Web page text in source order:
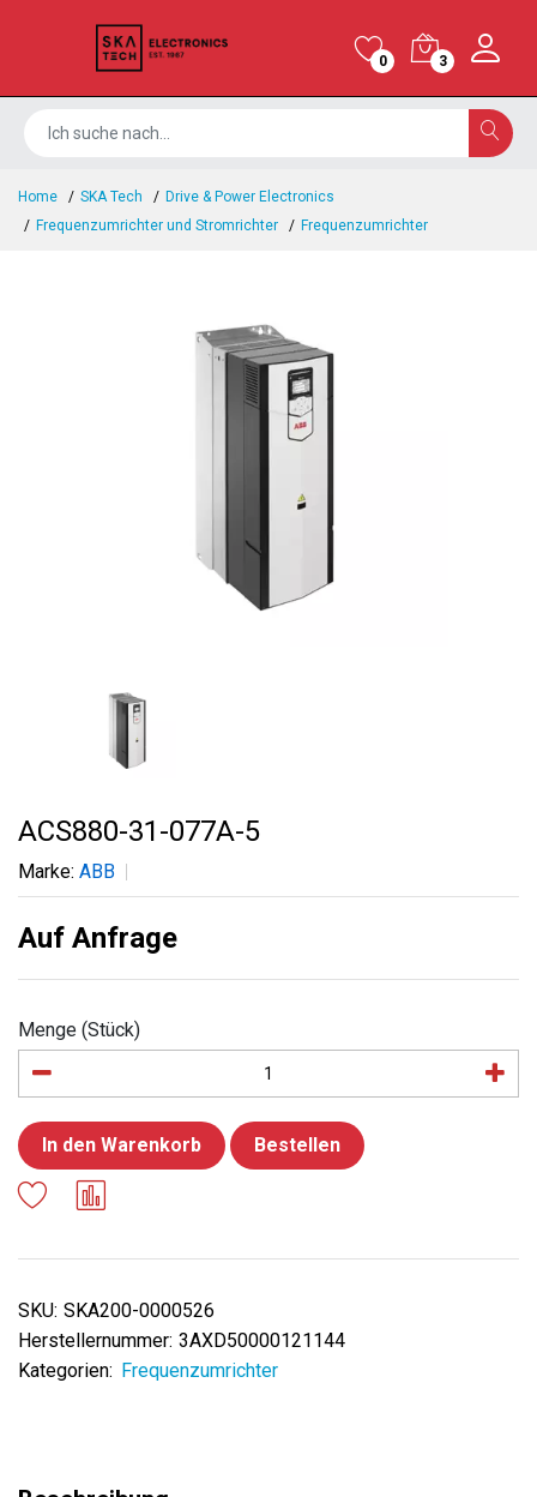
0 3
Home SKA Tech
Drive & Power Electronics
Frequenzumrichter und Stromrichter
Frequenzumrichter
ACS880-31-077A-5
Marke: ABB
Auf Anfrage
Menge (Stück)
In den Warenkorb Bestellen
SKU: SKA200-0000526
Herstellernummer: 3AXD50000121144
Kategorien: Frequenzumrichter